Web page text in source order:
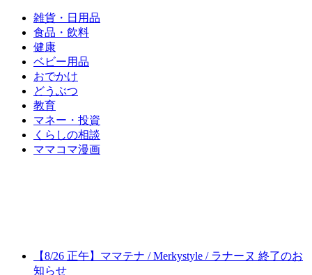
雑貨・日用品
食品・飲料
健康
ベビー用品
おでかけ
どうぶつ
教育
マネー・投資
くらしの相談
ママコマ漫画
【8/26 正午】ママテナ / Merkystyle / ラナーヌ 終了のお
知らせ